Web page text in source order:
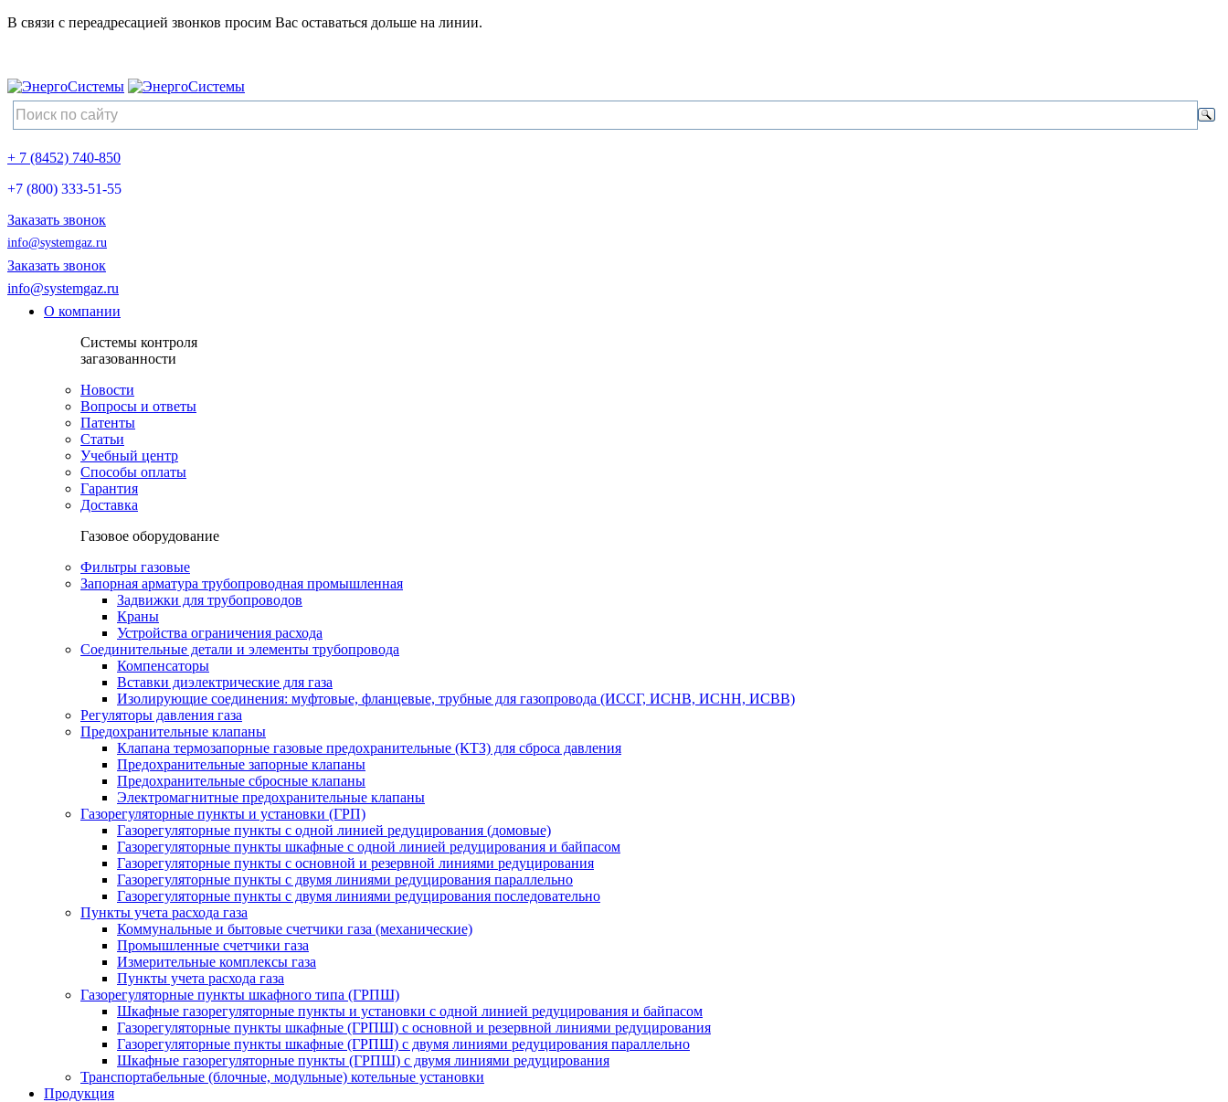
В связи с переадресацией звонков просим Вас оставаться дольше на линии.
+ 7 (8452) 740-850
+7 (800) 333-51-55
Заказать звонок
info@systemgaz.ru
Заказать звонок
info@systemgaz.ru
О компании
Системы контроля
загазованности
Новости
Вопросы и ответы
Патенты
Статьи
Учебный центр
Способы оплаты
Гарантия
Доставка
Газовое оборудование
Фильтры газовые
Запорная арматура трубопроводная промышленная
Задвижки для трубопроводов
Краны
Устройства ограничения расхода
Соединительные детали и элементы трубопровода
Компенсаторы
Вставки диэлектрические для газа
Изолирующие соединения: муфтовые, фланцевые, трубные для газопровода (ИССГ, ИСНВ, ИСНН, ИСВВ)
Регуляторы давления газа
Предохранительные клапаны
Клапана термозапорные газовые предохранительные (КТЗ) для сброса давления
Предохранительные запорные клапаны
Предохранительные сбросные клапаны
Электромагнитные предохранительные клапаны
Газорегуляторные пункты и установки (ГРП)
Газорегуляторные пункты с одной линией редуцирования (домовые)
Газорегуляторные пункты шкафные с одной линией редуцирования и байпасом
Газорегуляторные пункты с основной и резервной линиями редуцирования
Газорегуляторные пункты с двумя линиями редуцирования параллельно
Газорегуляторные пункты с двумя линиями редуцирования последовательно
Пункты учета расхода газа
Коммунальные и бытовые счетчики газа (механические)
Промышленные счетчики газа
Измерительные комплексы газа
Пункты учета расхода газа
Газорегуляторные пункты шкафного типа (ГРПШ)
Шкафные газорегуляторные пункты и установки c одной линией редуцирования и байпасом
Газорегуляторные пункты шкафные (ГРПШ) с основной и резервной линиями редуцирования
Газорегуляторные пункты шкафные (ГРПШ) с двумя линиями редуцирования параллельно
Шкафные газорегуляторные пункты (ГРПШ) c двумя линиями редуцирования
Транспортабельные (блочные, модульные) котельные установки
Продукция